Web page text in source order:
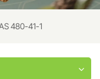
480-41-1